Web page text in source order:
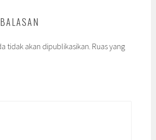
tidak akan dipublikasikan. Ruas yang